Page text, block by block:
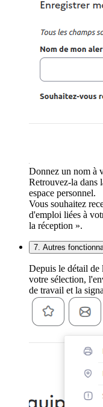
Donnez un nom à
Retrouvez-la dans
espace personnel.
Vous souhaitez
d'emploi liées à
la réception ».
7. Autres
Depuis le détail
votre sélection,
de travail et la